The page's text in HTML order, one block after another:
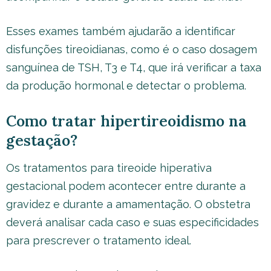
Esses exames também ajudarão a identificar
disfunções tireoidianas, como é o caso dosagem
sanguínea de TSH, T3 e T4, que irá verificar a taxa
da produção hormonal e detectar o problema.
Como tratar hipertireoidismo na
gestação?
Os tratamentos para tireoide hiperativa
gestacional podem acontecer entre durante a
gravidez e durante a amamentação. O obstetra
deverá analisar cada caso e suas especificidades
para prescrever o tratamento ideal.